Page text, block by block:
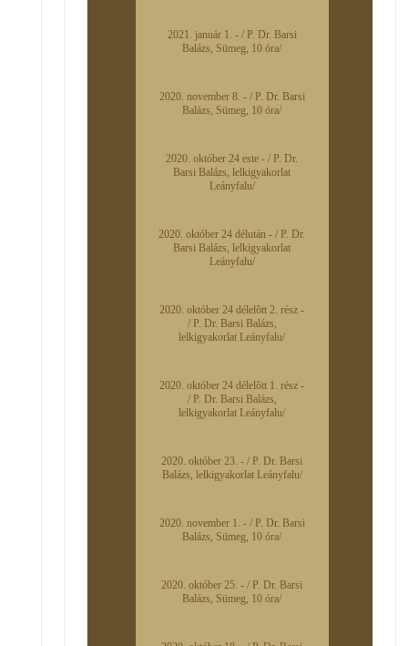
2021. január 1. - / P. Dr. Barsi
Balázs, Sümeg, 10 óra/
2020. november 8. - / P. Dr. Barsi
Balázs, Sümeg, 10 óra/
2020. október 24 este - / P. Dr.
Barsi Balázs, lelkigyakorlat
Leányfalu/
2020. október 24 délután - / P. Dr.
Barsi Balázs, lelkigyakorlat
Leányfalu/
2020. október 24 délelõtt 2. rész -
/ P. Dr. Barsi Balázs,
lelkigyakorlat Leányfalu/
2020. október 24 délelõtt 1. rész -
/ P. Dr. Barsi Balázs,
lelkigyakorlat Leányfalu/
2020. október 23. - / P. Dr. Barsi
Balázs, lelkigyakorlat Leányfalu/
2020. november 1. - / P. Dr. Barsi
Balázs, Sümeg, 10 óra/
2020. október 25. - / P. Dr. Barsi
Balázs, Sümeg, 10 óra/